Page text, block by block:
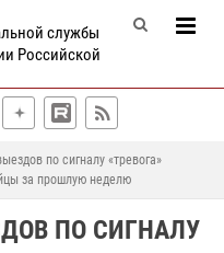
службы
Российской
по сигналу «тревога»
за прошлую неделю
ПО СИГНАЛУ